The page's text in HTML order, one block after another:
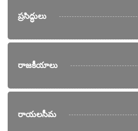
ప్రసిద్ధులు
రాజకీయాలు
రాయలసీమ